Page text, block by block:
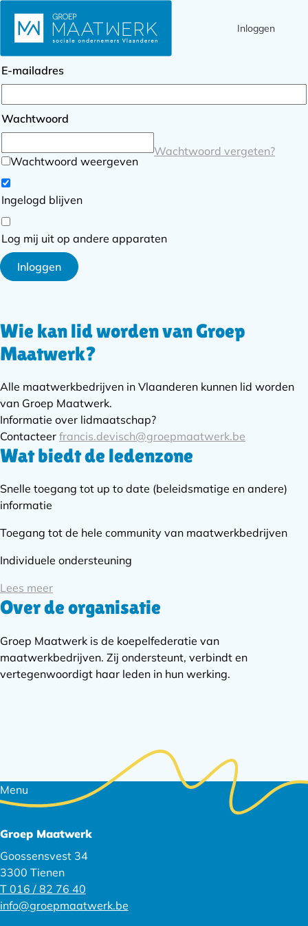
Inloggen
Inloggen
E-mailadres
Wachtwoord
Wachtwoord weergeven
Wachtwoord vergeten?
Ingelogd blijven
Log mij uit op andere apparaten
Inloggen
Subnavigatie
Wie kan lid worden van Groep
Maatwerk?
Alle maatwerkbedrijven in Vlaanderen kunnen lid worden
van Groep Maatwerk.
Informatie over lidmaatschap?
Contacteer francis.devisch@groepmaatwerk.be
Wat biedt de ledenzone
Snelle toegang tot up to date (beleidsmatige en andere)
informatie
Toegang tot de hele community van maatwerkbedrijven
Individuele ondersteuning
Lees meer
Over de organisatie
Groep Maatwerk is de koepelfederatie van
maatwerkbedrijven. Zij ondersteunt, verbindt en
vertegenwoordigt haar leden in hun werking.
Footer
navigatie
Menu
Groep Maatwerk
Goossensvest 34
3300 Tienen
T 016 / 82 76 40
info@groepmaatwerk.be